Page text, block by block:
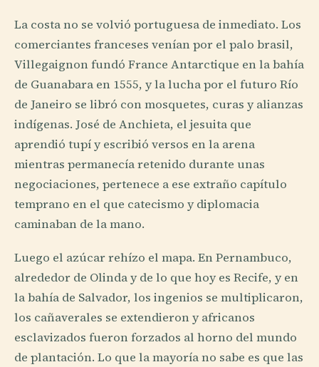
La costa no se volvió portuguesa de inmediato. Los
comerciantes franceses venían por el palo brasil,
Villegaignon fundó France Antarctique en la bahía
de Guanabara en 1555, y la lucha por el futuro Río
de Janeiro se libró con mosquetes, curas y alianzas
indígenas. José de Anchieta, el jesuita que
aprendió tupí y escribió versos en la arena
mientras permanecía retenido durante unas
negociaciones, pertenece a ese extraño capítulo
temprano en el que catecismo y diplomacia
caminaban de la mano.
Luego el azúcar rehízo el mapa. En Pernambuco,
alrededor de Olinda y de lo que hoy es Recife, y en
la bahía de Salvador, los ingenios se multiplicaron,
los cañaverales se extendieron y africanos
esclavizados fueron forzados al horno del mundo
de plantación. Lo que la mayoría no sabe es que las